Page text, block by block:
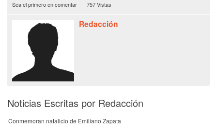
Sea el primero en comentar 757 Vistas
Redacción
Noticias Escritas por Redacción
Conmemoran natalicio de Emiliano Zapata